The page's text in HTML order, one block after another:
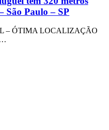
São Paulo – SP
– ÓTIMA LOCALIZAÇÃO